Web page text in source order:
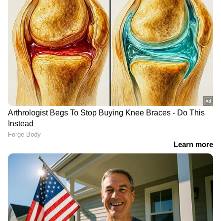
പെൺവേഷം കെട്ടി
കൊല്ലാനെത്തിയ സംഭവം:
സ്പായിലെ പരിചയം,
യുവതി ഭാര്യയ്ക്ക്
സ്വകാര്യദൃശ്യങ്ങൾ
യുവാക്കളെ
കുത്തിക്കൊല്ലാൻ ശ്രമിച്ച
കേസ്: ഒന്നാം പ്രതിക്ക്
കിളിമാനൂരിൽ 50 കിലോ
മലയാലപ്പുഴയിൽ 15